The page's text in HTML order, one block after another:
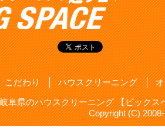
こだわり ハウスクリーニング
阜県のハウスクリーニング 【ビック
Copyright (C)